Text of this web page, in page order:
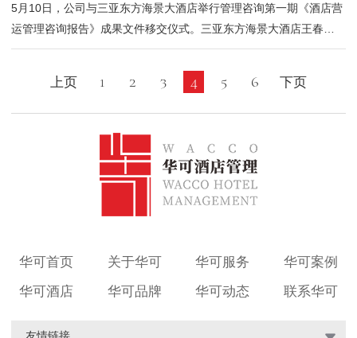
5月10日，公司与三亚东方海景大酒店举行管理咨询第一期《酒店营
运管理咨询报告》成果文件移交仪式。三亚东方海景大酒店王春雄
总经理，...
上页 1 2 3 4 5 6 下页
华可首页 关于华可 华可服务
华可案例
华可酒店
华可品牌 华可动态 联系华可